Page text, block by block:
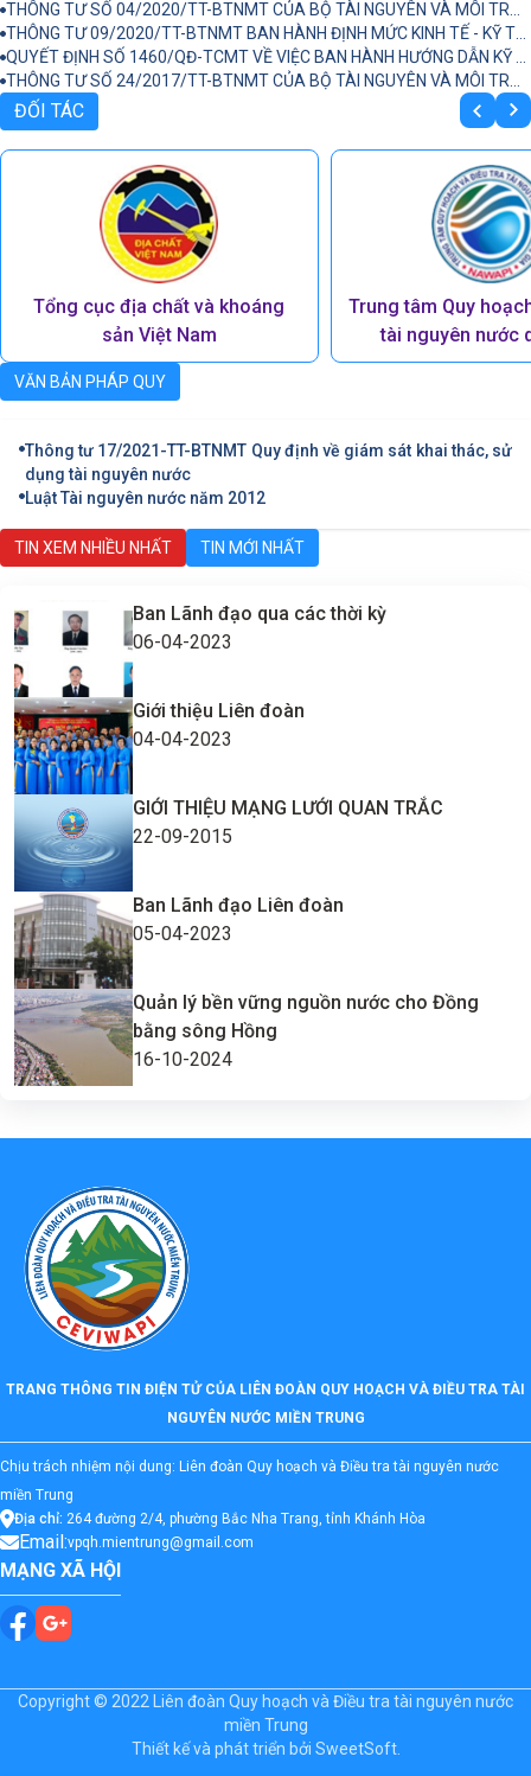
ĐỐI TÁC
Tổng cục địa chất và khoáng
sản Việt Nam
Trung tâm Quy
tài nguyên nước
VĂN BẢN PHÁP QUY
Thông tư 17/2021-TT-BTNMT Quy định về giám sát khai thác, sử
dụng tài nguyên nước
Luật Tài nguyên nước năm 2012
TIN XEM NHIỀU NHẤT TIN MỚI NHẤT
Ban Lãnh đạo qua các thời kỳ
06-04-2023
Giới thiệu Liên đoàn
04-04-2023
GIỚI THIỆU MẠNG LƯỚI QUAN TRẮC
22-09-2015
Ban Lãnh đạo Liên đoàn
05-04-2023
Quản lý bền vững nguồn nước cho Đồng
bằng sông Hồng
16-10-2024
TRANG THÔNG TIN ĐIỆN TỬ CỦA LIÊN ĐOÀN QUY HOẠCH VÀ ĐIỀU TRA TÀI
NGUYÊN NƯỚC MIỀN TRUNG
Chịu trách nhiệm nội dung: Liên đoàn Quy hoạch và Điều tra tài nguyên nước
miền Trung
Địa chỉ: 264 đường 2/4, phường Bắc Nha Trang, tỉnh Khánh Hòa
Email:vpqh.mientrung@gmail.com
MẠNG XÃ HỘI
Copyright © 2022 Liên đoàn Quy hoạch và Điều tra tài nguyên nước
miền Trung
Thiết kế và phát triển bởi SweetSoft.